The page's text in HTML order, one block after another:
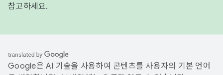
참고하세요.
Google은 AI 기술을 사용하여 콘텐츠를 사용자의 기본 언어